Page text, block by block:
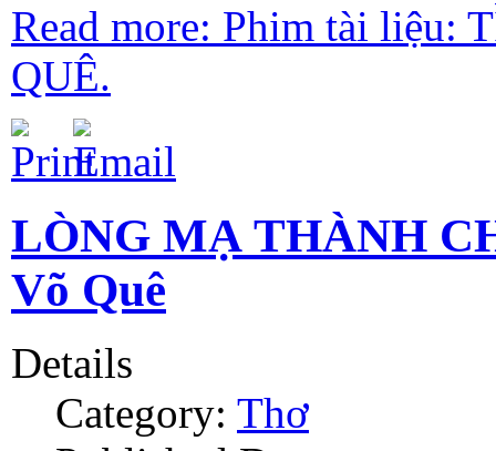
Read more: Phim tài liệu:
QUÊ.
LÒNG MẠ THÀNH
Võ Quê
Details
Category: Thơ